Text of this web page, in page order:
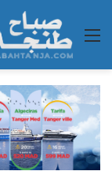
القائمة